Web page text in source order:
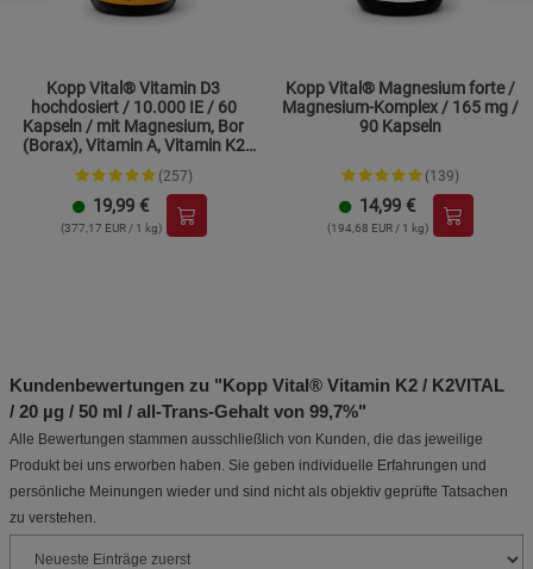
Kopp Vital® Vitamin D3
hochdosiert / 10.000 IE / 60
Kapseln / mit Magnesium, Bor
(Borax), Vitamin A, Vitamin K2
und Zink
(257)
19,99 €
(377,17 EUR / 1 kg)
Kopp Vital® Magnesium forte /
Magnesium-Komplex / 165 mg /
90 Kapseln
(139)
14,99 €
(194,68 EUR / 1 kg)
Kundenbewertungen zu "Kopp Vital® Vitamin K2 / K2VITAL
/ 20 µg / 50 ml / all-Trans-Gehalt von 99,7%"
Alle Bewertungen stammen ausschließlich von Kunden, die das jeweilige
Produkt bei uns erworben haben. Sie geben individuelle Erfahrungen und
persönliche Meinungen wieder und sind nicht als objektiv geprüfte Tatsachen
zu verstehen.